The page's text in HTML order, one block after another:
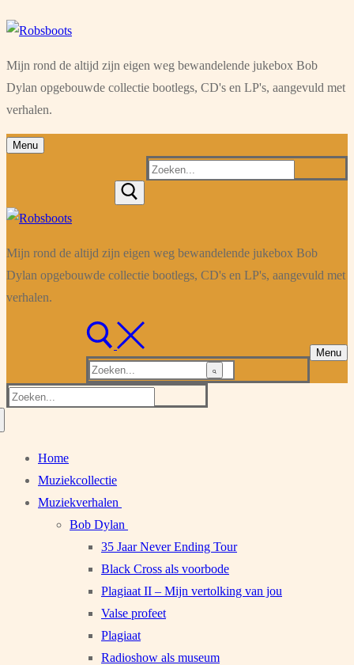
Ga
de
inhoud
Menu
Sluiten
Mijn rond de altijd zijn eigen weg bewandelende jukebox Bob
Dylan opgebouwde collectie bootlegs, CD's en LP's, aangevuld met
verhalen.
Menu
Zoeken
Mijn rond de altijd zijn eigen weg bewandelende jukebox Bob
Dylan opgebouwde collectie bootlegs, CD's en LP's, aangevuld met
verhalen.
Zoeken
naar:
Menu
Zoeken
Home
Muziekcollectie
Muziekverhalen
Bob Dylan
35 Jaar Never Ending Tour
Black Cross als voorbode
Plagiaat II – Mijn vertolking van jou
Valse profeet
Plagiaat
Radioshow als museum